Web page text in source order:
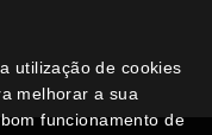
utilização de cookies
melhorar a sua
funcionamento de